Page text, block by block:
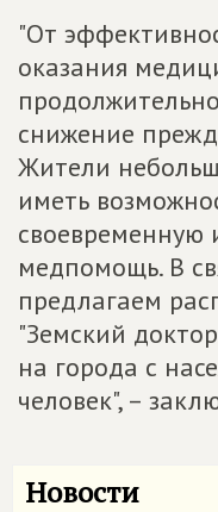
"От
оказания
снижение
Жители
иметь
медпомощь. В
предлагаем
"Земский
на города с
человек", –
Новости